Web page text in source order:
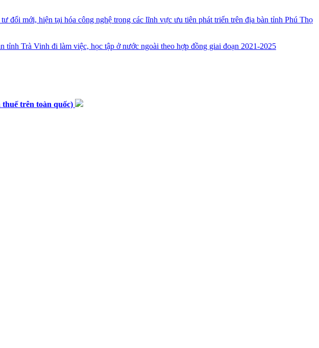
mới, hiện tại hóa công nghệ trong các lĩnh vực ưu tiên phát triển trên địa bàn tỉnh Phú Thọ
Trà Vinh đi làm việc, học tập ở nước ngoài theo hợp đồng giai đoạn 2021-2025
trên toàn quốc)